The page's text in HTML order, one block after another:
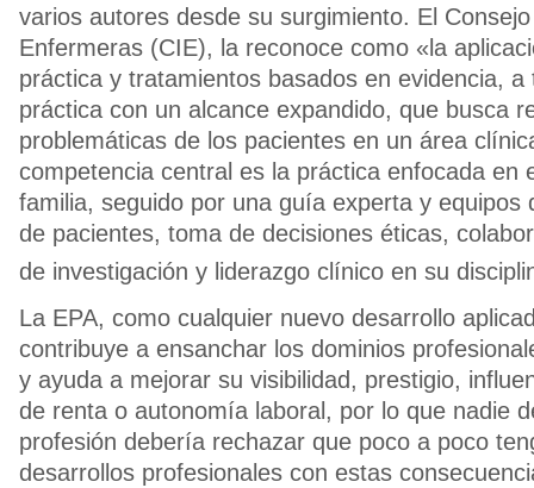
varios autores desde su surgimiento. El
Enfermeras (CIE), la reconoce como «la
práctica y tratamientos basados en evidencia, a
práctica con un alcance expandido, que busca
problemáticas de los pacientes en un área
competencia central es la práctica enfocada en
familia, seguido por una guía experta y equipos
de pacientes, toma de decisiones éticas,
de investigación y liderazgo clínico en su
La EPA, como cualquier nuevo desarrollo
contribuye a ensanchar los dominios
y ayuda a mejorar su visibilidad, prestigio,
de renta o autonomía laboral, por lo que nadie
profesión debería rechazar que poco a poco
desarrollos profesionales con estas